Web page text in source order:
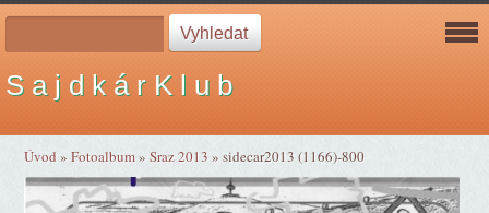
S a j d k á r K l u b
Úvod »Fotoalbum»Sraz 2013 »sidecar2013 (1166)-800